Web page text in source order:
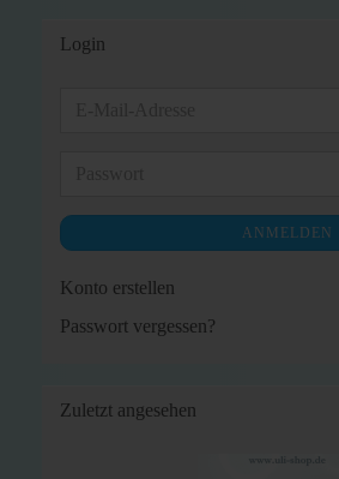
Login
ANMELDEN
Konto erstellen
Passwort vergessen?
Zuletzt angesehen